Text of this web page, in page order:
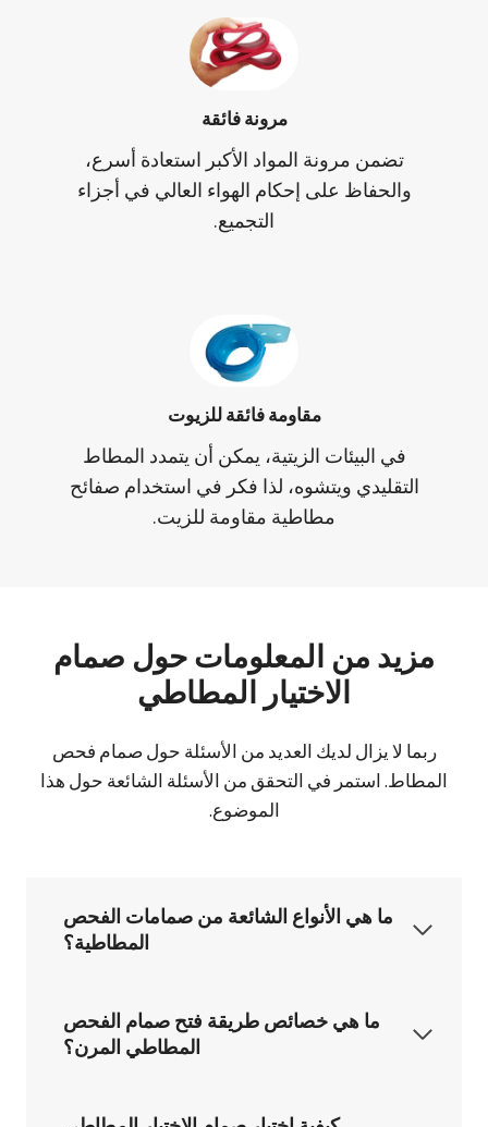
مرونة فائقة
تضمن مرونة المواد الأكبر استعادة أسرع،
والحفاظ على إحكام الهواء العالي في أجزاء
التجميع.
مقاومة فائقة للزيوت
في البيئات الزيتية، يمكن أن يتمدد المطاط
التقليدي ويتشوه، لذا فكر في استخدام صفائح
مطاطية مقاومة للزيت.
مزيد من المعلومات حول صمام
الاختيار المطاطي
ربما لا يزال لديك العديد من الأسئلة حول صمام فحص
المطاط. استمر في التحقق من الأسئلة الشائعة حول هذا
الموضوع.
ما هي الأنواع الشائعة من صمامات الفحص
المطاطية؟
ما هي خصائص طريقة فتح صمام الفحص
المطاطي المرن؟